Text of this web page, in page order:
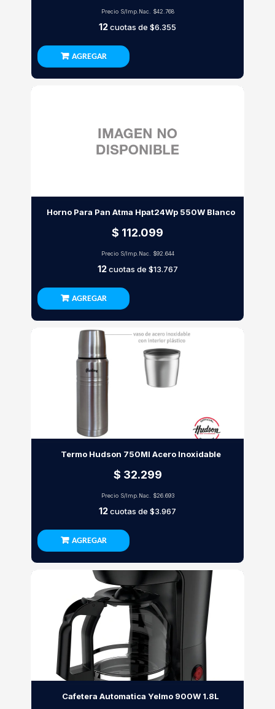
Precio S/Imp.Nac. $42.768
12cuotas de $6.355
AGREGAR
Horno Para Pan Atma Hpat24Wp 550W Blanco
$ 112.099
Precio S/Imp.Nac. $92.644
12cuotas de $13.767
AGREGAR
Termo Hudson 750Ml Acero Inoxidable
$ 32.299
Precio S/Imp.Nac. $26.693
12cuotas de $3.967
AGREGAR
Cafetera Automatica Yelmo 900W 1.8L